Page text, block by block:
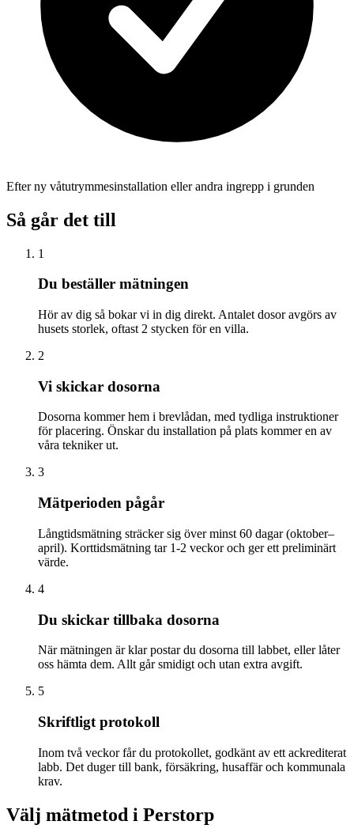
Efter ny våtutrymmesinstallation eller andra ingrepp i grunden
Så går det till
1
Du beställer mätningen
Hör av dig så bokar vi in dig direkt. Antalet dosor avgörs av
husets storlek, oftast 2 stycken för en villa.
2
Vi skickar dosorna
Dosorna kommer hem i brevlådan, med tydliga instruktioner
för placering. Önskar du installation på plats kommer en av
våra tekniker ut.
3
Mätperioden pågår
Långtidsmätning sträcker sig över minst 60 dagar (oktober–
april). Korttidsmätning tar 1-2 veckor och ger ett preliminärt
värde.
4
Du skickar tillbaka dosorna
När mätningen är klar postar du dosorna till labbet, eller låter
oss hämta dem. Allt går smidigt och utan extra avgift.
5
Skriftligt protokoll
Inom två veckor får du protokollet, godkänt av ett ackrediterat
labb. Det duger till bank, försäkring, husaffär och kommunala
krav.
Välj mätmetod i Perstorp